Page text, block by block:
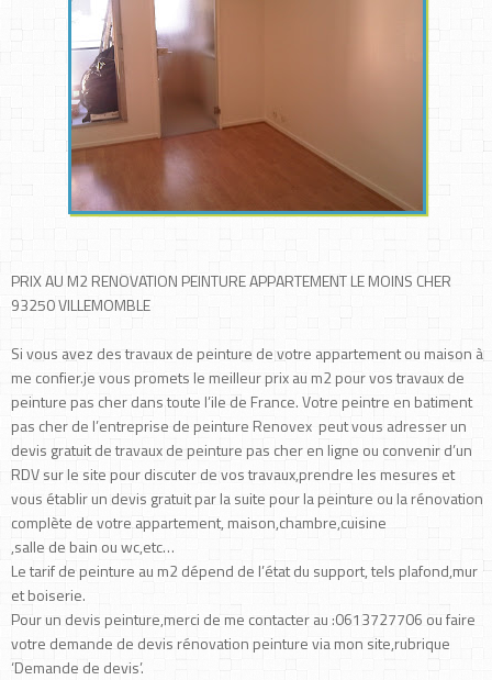
PRIX AU M2 RENOVATION PEINTURE APPARTEMENT LE MOINS CHER
93250 VILLEMOMBLE
Si vous avez des travaux de peinture de votre appartement ou maison à
me confier.je vous promets le meilleur prix au m2 pour vos travaux de
peinture pas cher dans toute l’ile de France. Votre peintre en batiment
pas cher de l’entreprise de peinture Renovex peut vous adresser un
devis gratuit de travaux de peinture pas cher en ligne ou convenir d’un
RDV sur le site pour discuter de vos travaux,prendre les mesures et
vous établir un devis gratuit par la suite pour la peinture ou la rénovation
complète de votre appartement, maison,chambre,cuisine
,salle de bain ou wc,etc…
Le tarif de peinture au m2 dépend de l’état du support, tels plafond,mur
et boiserie.
Pour un devis peinture,merci de me contacter au :0613727706 ou faire
votre demande de devis rénovation peinture via mon site,rubrique
‘Demande de devis’.